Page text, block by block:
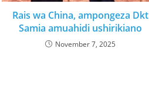
Rais wa China, ampongeza Dkt
Samia amuahidi ushirikiano
November 7, 2025